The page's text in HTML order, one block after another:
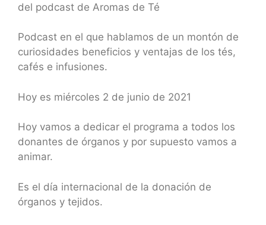
EMBED
del podcast de Aromas de Té
Podcast en el que hablamos de un montón de
curiosidades beneficios y ventajas de los tés,
cafés e infusiones.
Hoy es miércoles 2 de junio de 2021
Hoy vamos a dedicar el programa a todos los
donantes de órganos y por supuesto vamos a
animar.
Es el día internacional de la donación de
órganos y tejidos.